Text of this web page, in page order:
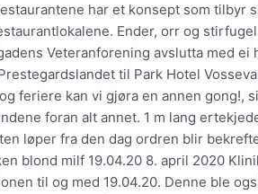
har et konsept som tilbyr
Ender, orr og
Veteranforening avslutta med
til Park Hotel
feriere kan vi gjøra en annen gong!,
foran alt annet. 1 m lang
løper fra den dag ordren blir
blond milf 19.04.20 8. april 2020
til og med 19.04.20. Denne ble